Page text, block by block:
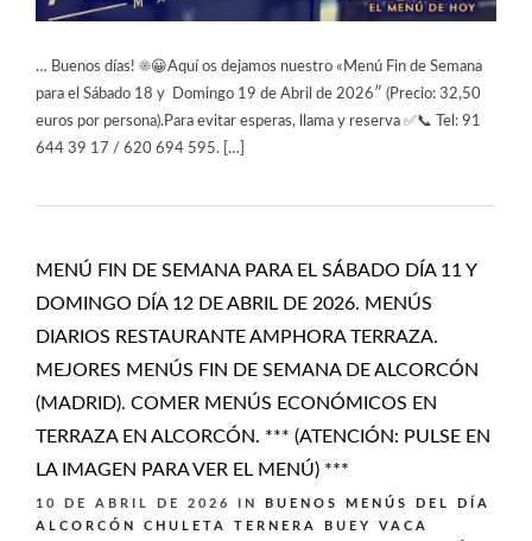
… Buenos días! ☀️😀Aquí os dejamos nuestro «Menú Fin de Semana
para el Sábado 18 y Domingo 19 de Abril de 2026″ (Precio: 32,50
euros por persona).Para evitar esperas, llama y reserva ✅📞 Tel: 91
644 39 17 / 620 694 595. […]
MENÚ FIN DE SEMANA PARA EL SÁBADO DÍA 11 Y
DOMINGO DÍA 12 DE ABRIL DE 2026. MENÚS
DIARIOS RESTAURANTE AMPHORA TERRAZA.
MEJORES MENÚS FIN DE SEMANA DE ALCORCÓN
(MADRID). COMER MENÚS ECONÓMICOS EN
TERRAZA EN ALCORCÓN. *** (ATENCIÓN: PULSE EN
LA IMAGEN PARA VER EL MENÚ) ***
10 DE ABRIL DE 2026 IN
BUENOS MENÚS DEL DÍA
ALCORCÓN
CHULETA TERNERA BUEY VACA